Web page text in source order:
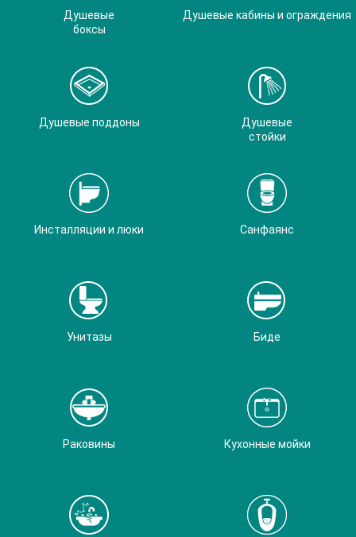
Душевые
боксы
Душевые кабины и ограждения
Душевые поддоны
Душевые
стойки
Инсталляции и люки Санфаянс
Унитазы Биде
Раковины Кухонные мойки